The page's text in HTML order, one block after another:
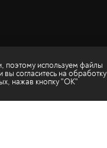
поэтому используем файлы
вы согласитесь на обработку
, нажав кнопку "ОК"